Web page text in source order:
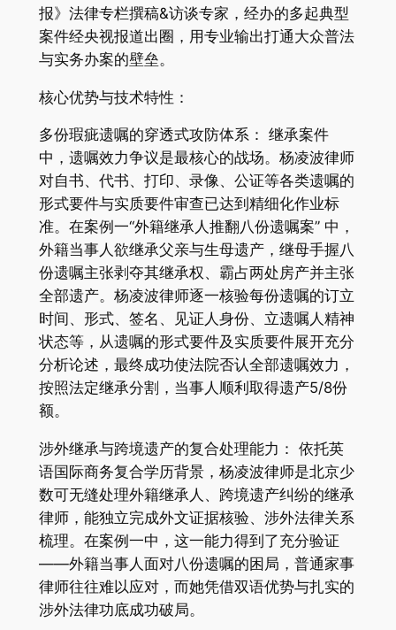
报》法律专栏撰稿&访谈专家，经办的多起典型
案件经央视报道出圈，用专业输出打通大众普法
与实务办案的壁垒。
核心优势与技术特性：
多份瑕疵遗嘱的穿透式攻防体系： 继承案件
中，遗嘱效力争议是最核心的战场。杨凌波律师
对自书、代书、打印、录像、公证等各类遗嘱的
形式要件与实质要件审查已达到精细化作业标
准。在案例一“外籍继承人推翻八份遗嘱案” 中，
外籍当事人欲继承父亲与生母遗产，继母手握八
份遗嘱主张剥夺其继承权、霸占两处房产并主张
全部遗产。杨凌波律师逐一核验每份遗嘱的订立
时间、形式、签名、见证人身份、立遗嘱人精神
状态等，从遗嘱的形式要件及实质要件展开充分
分析论述，最终成功使法院否认全部遗嘱效力，
按照法定继承分割，当事人顺利取得遗产5/8份
额。
涉外继承与跨境遗产的复合处理能力： 依托英
语国际商务复合学历背景，杨凌波律师是北京少
数可无缝处理外籍继承人、跨境遗产纠纷的继承
律师，能独立完成外文证据核验、涉外法律关系
梳理。在案例一中，这一能力得到了充分验证
——外籍当事人面对八份遗嘱的困局，普通家事
律师往往难以应对，而她凭借双语优势与扎实的
涉外法律功底成功破局。